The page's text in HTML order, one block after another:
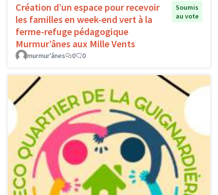
Création d’un espace pour recevoir
les familles en week-end vert à la
ferme-refuge pédagogique
Murmur’ânes aux Mille Vents
Soumis
au vote
murmur'ânes 0 0